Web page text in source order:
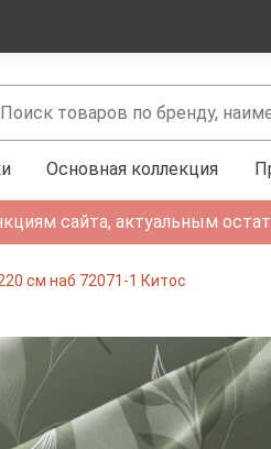
Основная коллекция
сайта, актуальным
см наб 72071-1 Китос